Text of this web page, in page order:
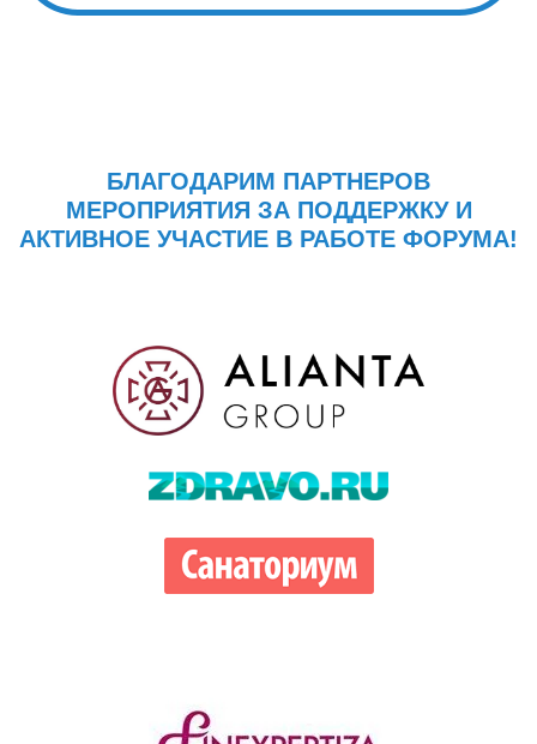
БЛАГОДАРИМ ПАРТНЕРОВ
МЕРОПРИЯТИЯ ЗА ПОДДЕРЖКУ И
АКТИВНОЕ УЧАСТИЕ В РАБОТЕ ФОРУМА!